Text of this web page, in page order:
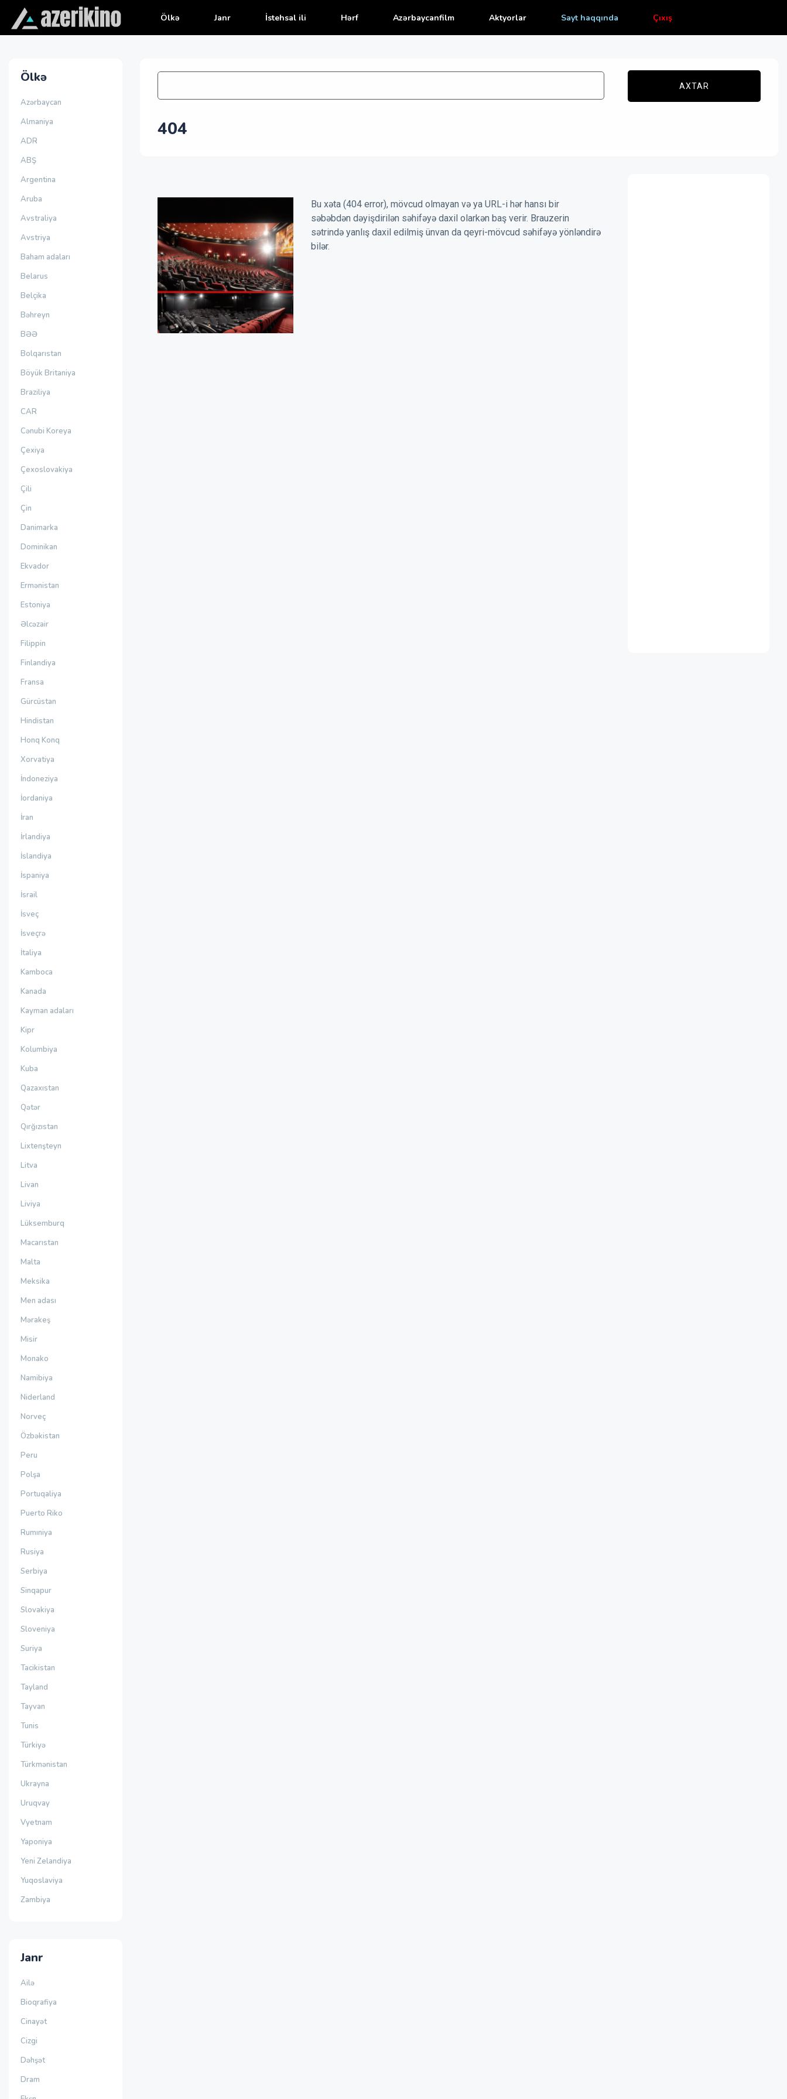
Ölkə Janr İstehsal ili Hərf Azərbaycanfilm Aktyorlar Sayt haqqında Çıxış
Ölkə
Azərbaycan
Almaniya
ADR
ABŞ
Argentina
Aruba
Avstraliya
Avstriya
Baham adaları
Belarus
Belçika
Bəhreyn
BƏƏ
Bolqarıstan
Böyük Britaniya
Braziliya
CAR
Cənubi Koreya
Çexiya
Çexoslovakiya
Çili
Çin
Danimarka
Dominikan
Ekvador
Ermənistan
Estoniya
Əlcəzair
Filippin
Finlandiya
Fransa
Gürcüstan
Hindistan
Honq Konq
Xorvatiya
İndoneziya
İordaniya
İran
İrlandiya
İslandiya
İspaniya
İsrail
İsveç
İsveçrə
İtaliya
Kamboca
Kanada
Kayman adaları
Kipr
Kolumbiya
Kuba
Qazaxıstan
Qətər
Qırğızıstan
Lixtenşteyn
Litva
Livan
Liviya
Lüksemburq
Macarıstan
Malta
Meksika
Men adası
Mərakeş
Misir
Monako
Namibiya
Niderland
Norveç
Özbəkistan
Peru
Polşa
Portuqaliya
Puerto Riko
Rumıniya
Rusiya
Serbiya
Sinqapur
Slovakiya
Sloveniya
Suriya
Tacikistan
Tayland
Tayvan
Tunis
Türkiyə
Türkmənistan
Ukrayna
Uruqvay
Vyetnam
Yaponiya
Yeni Zelandiya
Yuqoslaviya
Zambiya
Janr
Ailə
Bioqrafiya
Cinayət
Cizgi
Dəhşət
Dram
AXTAR
404
Bu xəta (404 error), mövcud olmayan və ya URL-i hər hansı bir
səbəbdən dəyişdirilən səhifəyə daxil olarkən baş verir. Brauzerin
sətrində yanlış daxil edilmiş ünvan da qeyri-mövcud səhifəyə yönləndirə
bilər.